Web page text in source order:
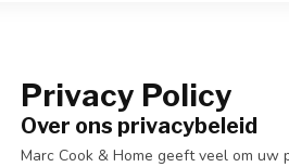
Privacy Policy
Over ons privacybeleid
Marc Cook & Home geeft veel om